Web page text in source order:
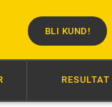
BLI KUND!
KAMADO 20:26
RESULTAT